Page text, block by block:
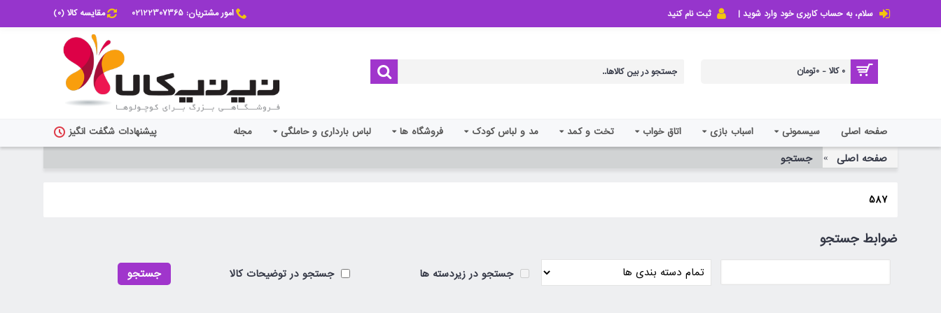
امور مشتریان: 02122307365 مقایسه کالا (0
) سلام، به حساب کاربری خود وارد شوید | ثبت نام کنید
0 کالا - 0تومان
پیشنهادات شگفت انگیز صفحه اصلی سیسمونی اسباب بازی اتاق خواب تخت و کمد مد و لباس کودک فروشگاه ها لباس بارداری و حاملگی مجله
صفحه اصلی جستجو
587
ضوابط جستجو
جستجو در زیردسته ها جستجو در توضیحات کالا